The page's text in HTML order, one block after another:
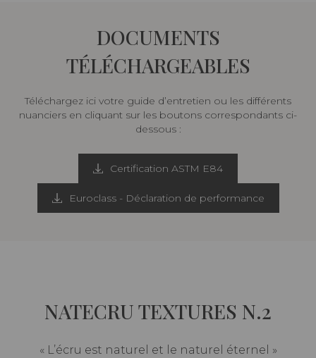
DOCUMENTS
TÉLÉCHARGEABLES
Téléchargez ici votre guide d’entretien ou les différents
nuanciers en cliquant sur les boutons correspondants ci-
dessous :
Certification ASTM E84
Euroclass - Déclaration de performance
NATECRU TEXTURES N.2
« L’écru est naturel et le naturel éternel »